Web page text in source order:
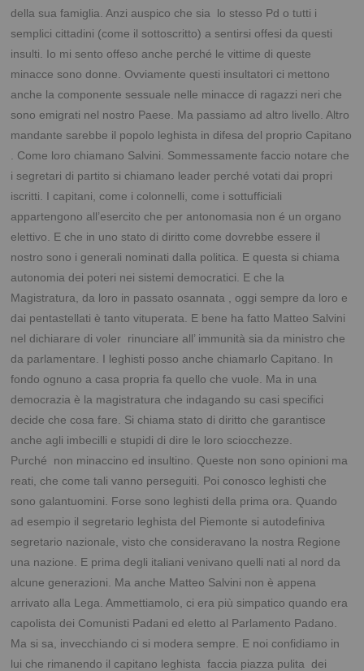
della sua famiglia. Anzi auspico che sia lo stesso Pd o tutti i
semplici cittadini (come il sottoscritto) a sentirsi offesi da questi
insulti. Io mi sento offeso anche perché le vittime di queste
minacce sono donne. Ovviamente questi insultatori ci mettono
anche la componente sessuale nelle minacce di ragazzi neri che
sono emigrati nel nostro Paese. Ma passiamo ad altro livello. Altro
mandante sarebbe il popolo leghista in difesa del proprio Capitano
. Come loro chiamano Salvini. Sommessamente faccio notare che
i segretari di partito si chiamano leader perché votati dai propri
iscritti. I capitani, come i colonnelli, come i sottufficiali
appartengono all’esercito che per antonomasia non é un organo
elettivo. E che in uno stato di diritto come dovrebbe essere il
nostro sono i generali nominati dalla politica. E questa si chiama
autonomia dei poteri nei sistemi democratici. E che la
Magistratura, da loro in passato osannata , oggi sempre da loro e
dai pentastellati è tanto vituperata. E bene ha fatto Matteo Salvini
nel dichiarare di voler rinunciare all’ immunità sia da ministro che
da parlamentare. I leghisti posso anche chiamarlo Capitano. In
fondo ognuno a casa propria fa quello che vuole. Ma in una
democrazia è la magistratura che indagando su casi specifici
decide che cosa fare. Si chiama stato di diritto che garantisce
anche agli imbecilli e stupidi di dire le loro sciocchezze.
Purché non minaccino ed insultino. Queste non sono opinioni ma
reati, che come tali vanno perseguiti. Poi conosco leghisti che
sono galantuomini. Forse sono leghisti della prima ora. Quando
ad esempio il segretario leghista del Piemonte si autodefiniva
segretario nazionale, visto che consideravano la nostra Regione
una nazione. E prima degli italiani venivano quelli nati al nord da
alcune generazioni. Ma anche Matteo Salvini non è appena
arrivato alla Lega. Ammettiamolo, ci era più simpatico quando era
capolista dei Comunisti Padani ed eletto al Parlamento Padano.
Ma si sa, invecchiando ci si modera sempre. E noi confidiamo in
lui che rimanendo il capitano leghista faccia piazza pulita dei